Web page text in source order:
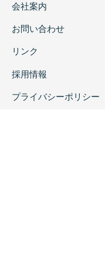
会社案内
お問い合わせ
リンク
採用情報
プライバシーポリシー